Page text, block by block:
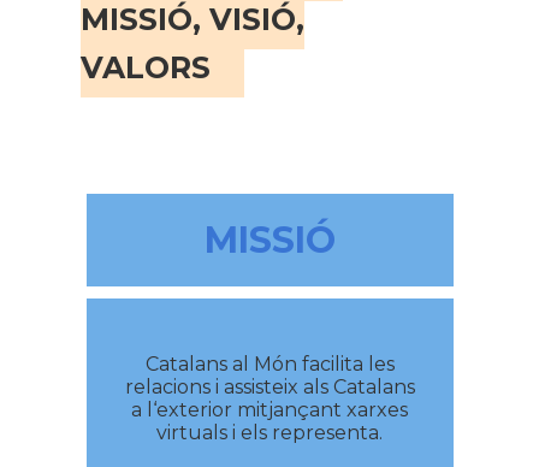
MISSIÓ, VISIÓ,
VALORS
MISSIÓ
Catalans al Món facilita les
relacions i assisteix als Catalans
a l‘exterior mitjançant xarxes
virtuals i els representa.